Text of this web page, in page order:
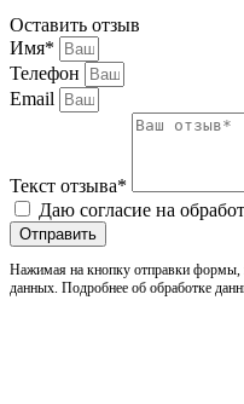
Оставить отзыв
Имя*
Телефон
Email
Текст отзыва*
Даю согласие на
Отправить
Нажимая на кнопку отправки формы,
данных. Подробнее об обработке